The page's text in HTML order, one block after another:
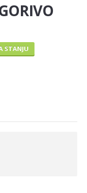
STANJU